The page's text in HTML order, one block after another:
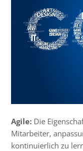
Agile: Die
Mitarbeiter,
kontinuierlich zu